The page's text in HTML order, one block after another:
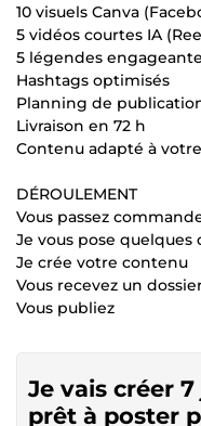
10 visuels Canva
5 vidéos courtes IA
5 légendes
Hashtags optimisés
Planning de
Livraison en 72 h
Contenu adapté à
DÉROULEMENT
Vous passez
Je vous pose
Je crée votre contenu
Vous recevez un
Vous publiez
Je vais créer
prêt à poster